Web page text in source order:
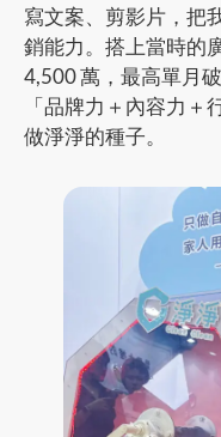
寫文案、剪影片，把
銷能力。搭上當時的
4,500 萬，最高單月
「品牌力＋內容力
做淨淨的種子。